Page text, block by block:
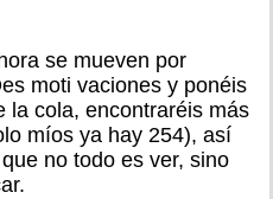
se mueven por
moti vaciones y ponéis
la cola, encontraréis más
míos ya hay 254), así
no todo es ver, sino